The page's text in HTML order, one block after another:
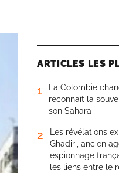
ARTICLES LES
1
La Colombie
reconnaît la
son Sahara
2
Les révélations
Ghadiri, ancien
espionnage
les liens entre le